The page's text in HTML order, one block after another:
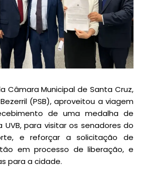
Câmara Municipal de Santa Cruz,
(PSB), aproveitou a viagem
de uma medalha de
para visitar os senadores do
e reforçar a solicitação de
em processo de liberação, e
para a cidade.